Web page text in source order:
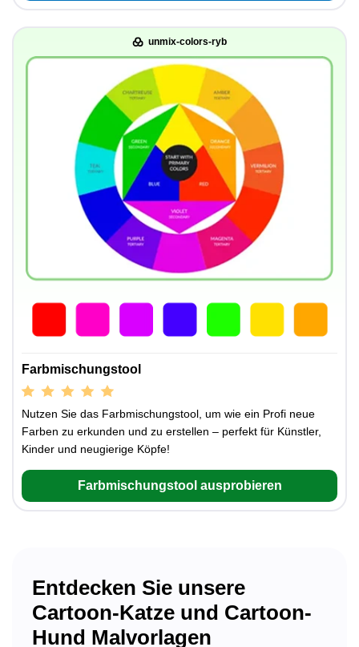
unmix-colors-ryb
Farbmischungstool
Nutzen Sie das Farbmischungstool, um wie ein Profi neue
Farben zu erkunden und zu erstellen – perfekt für Künstler,
Kinder und neugierige Köpfe!
Farbmischungstool ausprobieren
Entdecken Sie unsere
Cartoon-Katze und Cartoon-
Hund Malvorlagen